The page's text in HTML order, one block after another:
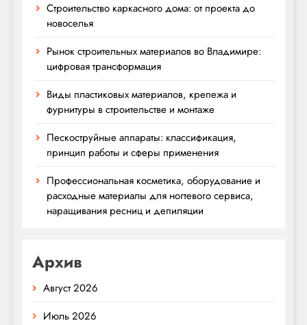
Строительство каркасного дома: от проекта до
новоселья
Рынок строительных материалов во Владимире:
цифровая трансформация
Виды пластиковых материалов, крепежа и
фурнитуры в строительстве и монтаже
Пескоструйные аппараты: классификация,
принцип работы и сферы применения
Профессиональная косметика, оборудование и
расходные материалы для ногтевого сервиса,
наращивания ресниц и депиляции
Архив
Август 2026
Июль 2026